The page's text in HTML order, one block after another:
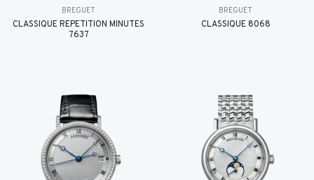
BREGUET
CLASSIQUE RÉPÉTITION MINUTES
7637
BREGUET
CLASSIQUE 8068